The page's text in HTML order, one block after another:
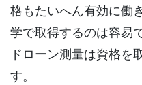
格もたいへん有効に働
学で取得するのは容易
ドローン測量は資格を
す。